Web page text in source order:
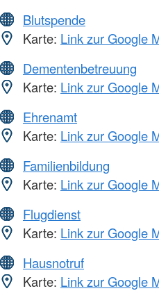
Blutspende
Karte: Link zur Google
Dementenbetreuung
Karte: Link zur Google
Ehrenamt
Karte: Link zur Google
Familienbildung
Karte: Link zur Google
Flugdienst
Karte: Link zur Google
Hausnotruf
Karte: Link zur Google